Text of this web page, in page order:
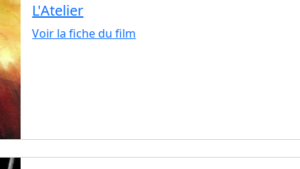
L'Atelier
Voir la fiche du film